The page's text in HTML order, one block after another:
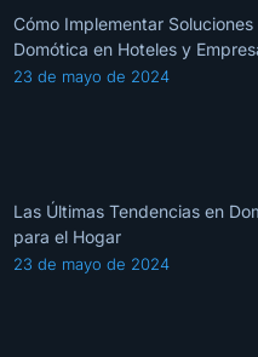
Cómo Implementar Soluciones
Domótica en Hoteles y
23 de mayo de 2024
Las Últimas Tendencias en
para el Hogar
23 de mayo de 2024